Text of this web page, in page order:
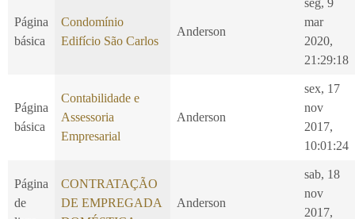
Página
básica
Condomínio
Edifício São Carlos
Anderson
seg, 9
mar
2020,
21:29:18
Página
básica
Contabilidade e
Assessoria
Empresarial
Anderson
sex, 17
nov
2017,
10:01:24
Página
de
CONTRATAÇÃO
DE EMPREGADA
Anderson
sab, 18
nov
2017,